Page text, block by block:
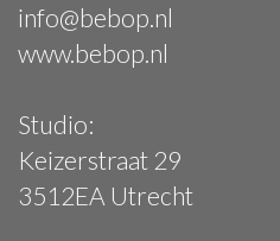
info@bebop.nl
www.bebop.nl
Studio:
Keizerstraat 29
3512EA Utrecht